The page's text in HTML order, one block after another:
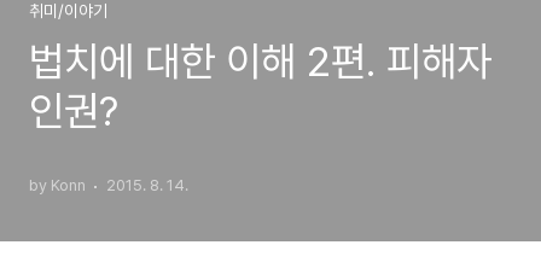
취미/이야기
법치에 대한 이해 2편. 피해자
인권?
by Konn 2015. 8. 14.